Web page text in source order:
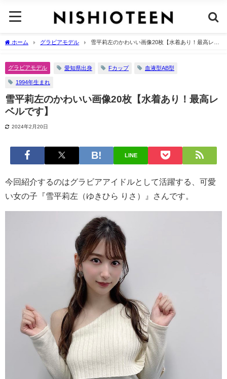
ホーム グラビアモデル
雪平莉左のかわいい画像20枚【水着あり！最高レベ
グラビアモデル 愛知県出身 Fカップ 血液型AB型
1994年生まれ
雪平莉左のかわいい画像20枚【水着あり！最高レ
ベルです】
2024年2月20日
LINE
今回紹介するのはグラビアアイドルとして活躍する、可愛
い女の子『雪平莉左（ゆきひら りさ）』さんです。